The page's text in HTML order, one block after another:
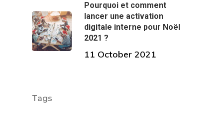
Pourquoi et comment
lancer une activation
digitale interne pour Noël
2021 ?
11 October 2021
Tags